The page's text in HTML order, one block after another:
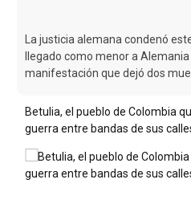
La justicia alemana condenó
llegado como menor a
manifestación que dejó dos
Betulia, el pueblo de Colombia
guerra entre bandas de sus